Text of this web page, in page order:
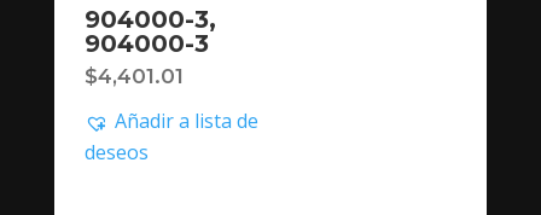
904000-3,
904000-3
$4,401.01
Añadir a lista de
deseos